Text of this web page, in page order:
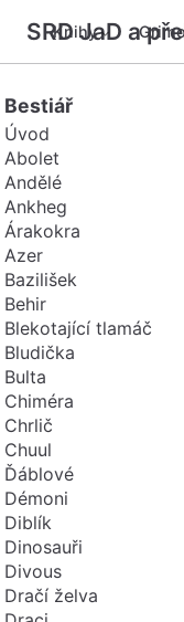
SRD JaD a
Knihy
Bestiář
Úvod
Abolet
Andělé
Ankheg
Árakokra
Azer
Bazilišek
Behir
Blekotající tlamáč
Bludička
Bulta
Chiméra
Chrlič
Chuul
Ďáblové
Démoni
Diblík
Dinosauři
Divous
Dračí želva